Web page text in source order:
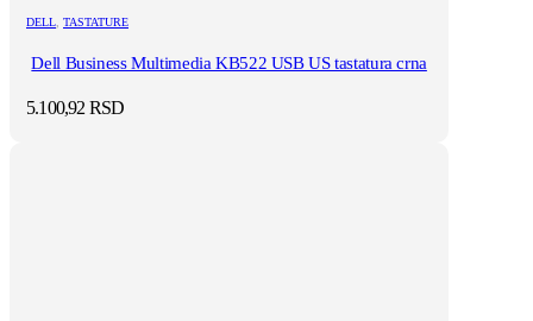
DELL TASTATURE
Dell Business Multimedia KB522 USB US tastatura crna
5.100,92 RSD